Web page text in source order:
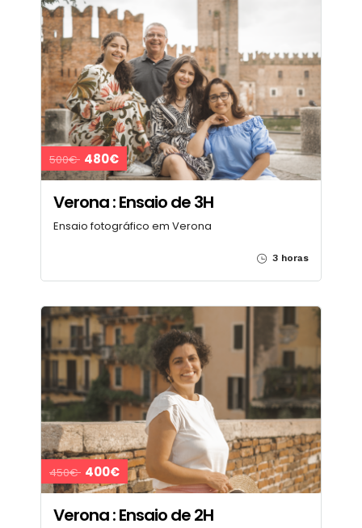
500€ 480€
Verona : Ensaio de 3H
Ensaio fotográfico em Verona
3 horas
450€ 400€
Verona : Ensaio de 2H